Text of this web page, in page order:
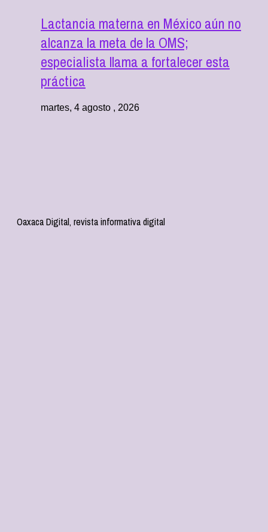
Lactancia materna en México aún no
alcanza la meta de la OMS;
especialista llama a fortalecer esta
práctica
martes, 4 agosto , 2026
Oaxaca Digital, revista informativa digital